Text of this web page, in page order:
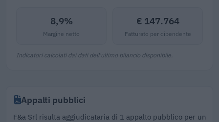
8,9%
Margine netto
€ 147.764
Fatturato per dipendente
Indicatori calcolati dai dati dell'ultimo bilancio disponibile.
Appalti pubblici
F&a Srl risulta aggiudicataria di 1 appalto pubblico per un